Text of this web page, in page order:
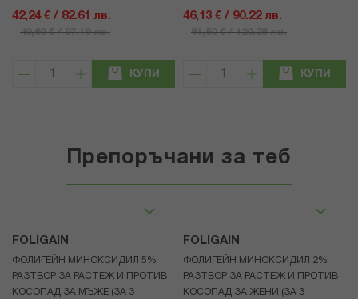
42,24 € / 82.61 лв.
49,69 € / 97.19 лв.
КУПИ
46,13 € / 90.22 лв.
61,50 € / 120.28 лв.
КУПИ
Препоръчани за теб
FOLIGAIN
ФОЛИГЕЙН МИНОКСИДИЛ 5%
РАЗТВОР ЗА РАСТЕЖ И ПРОТИВ
КОСОПАД ЗА МЪЖЕ (ЗА 3
FOLIGAIN
ФОЛИГЕЙН МИНОКСИДИЛ 2%
РАЗТВОР ЗА РАСТЕЖ И ПРОТИВ
КОСОПАД ЗА ЖЕНИ (ЗА 3